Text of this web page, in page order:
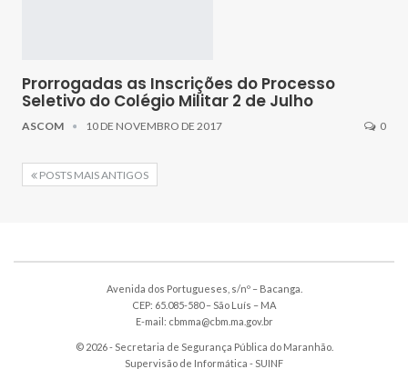
Prorrogadas as Inscrições do Processo
Seletivo do Colégio Militar 2 de Julho
ASCOM 10 DE NOVEMBRO DE 2017 0
POSTS MAIS ANTIGOS
Avenida dos Portugueses, s/nº – Bacanga.
CEP: 65.085-580 – São Luís – MA
E-mail: cbmma@cbm.ma.gov.br
© 2026 - Secretaria de Segurança Pública do Maranhão.
Supervisão de Informática - SUINF